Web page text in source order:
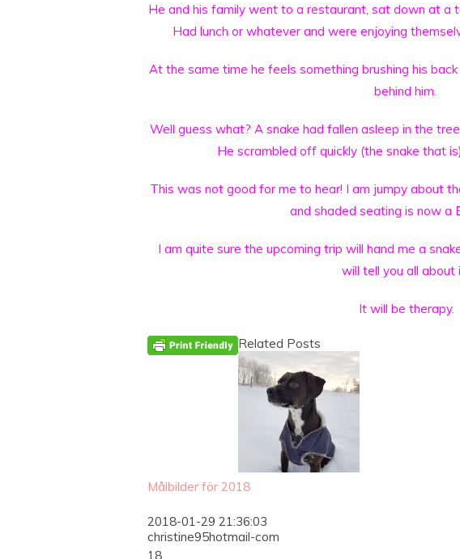
He and his family went to a restaurant, sat down at a
Had lunch or whatever and were enjoying
At the same time he feels something brushing his
behind him.
Well guess what? A snake had fallen asleep in the
He scrambled off quickly (the snake that
This was not good for me to hear! I am jumpy about
and shaded seating is now a
I am quite sure the upcoming trip will hand me a
will tell you all about
It will be therapy.
Related Posts
Målbilder för 2018
2018-01-29 21:36:03
christine95hotmail-com
18